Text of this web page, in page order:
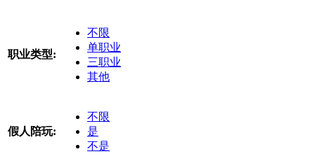
职业类型:
不限
单职业
三职业
其他
假人陪玩:
不限
是
不是